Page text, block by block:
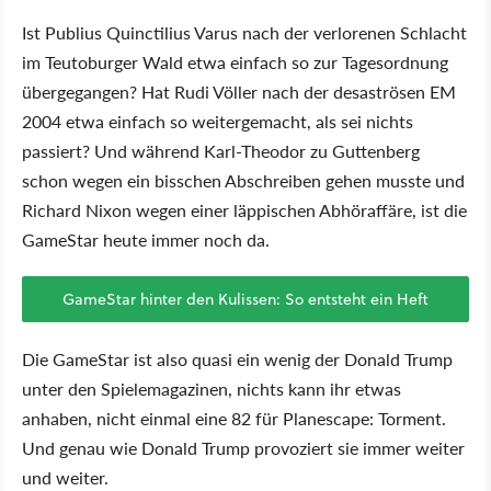
Ist Publius Quinctilius Varus nach der verlorenen Schlacht
im Teutoburger Wald etwa einfach so zur Tagesordnung
übergegangen? Hat Rudi Völler nach der desaströsen EM
2004 etwa einfach so weitergemacht, als sei nichts
passiert? Und während Karl-Theodor zu Guttenberg
schon wegen ein bisschen Abschreiben gehen musste und
Richard Nixon wegen einer läppischen Abhöraffäre, ist die
GameStar heute immer noch da.
GameStar hinter den Kulissen: So entsteht ein Heft
Die GameStar ist also quasi ein wenig der Donald Trump
unter den Spielemagazinen, nichts kann ihr etwas
anhaben, nicht einmal eine 82 für Planescape: Torment.
Und genau wie Donald Trump provoziert sie immer weiter
und weiter.